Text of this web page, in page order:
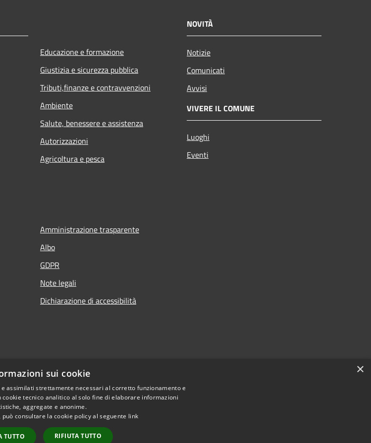
Educazione e formazione
Giustizia e sicurezza pubblica
Tributi,finanze e contravvenzioni
Ambiente
Salute, benessere e assistenza
Autorizzazioni
Agricoltura e pesca
NOVITÀ
Notizie
Comunicati
Avvisi
VIVERE IL COMUNE
Luoghi
Eventi
Amministrazione trasparente
Albo
GDPR
Note legali
Dichiarazione di accessibilità
×
sui cookie
assimilati strettamente necessari al corretto funzionamento e
tecnico analitico al solo fine di elaborare informazioni
aggregate e anonime.
consultare la cookie policy al seguente link
TUTTO RIFIUTA TUTTO